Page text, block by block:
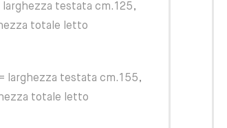
testata cm.125,
totale letto
larghezza testata cm.155,
totale letto